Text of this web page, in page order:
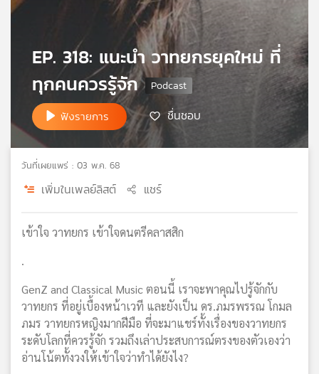
บี
เอส
แผนที่
ข่าย
EP. 318: แนะนำ วาทยกรยุคใหม่ ที่
ทุกคนควรรู้จัก
ฟังรายการ ชื่นชอบ
วันที่เผยแพร่ : 03 พ.ค. 68
เพิ่มในเพลย์ลิสต์ แชร์
เข้าใจ วาทยกร เข้าใจดนตรีคลาสสิก
.
GenZ and Classical Music ตอนนี้ เราจะพาคุณไปรู้จักกับ
วาทยกร ที่อยู่เบื้องหน้าเวที และยังเป็น ดร.ภมรพรรณ โกมล
ภมร วาทยกรหญิงมากฝีมือ ที่จะมาแชร์ทั้งเรื่องของวาทยกร
ระดับโลกที่ควรรู้จัก รวมถึงเล่าประสบการณ์ตรงของตัวเองว่า
อ่านโน้ตทั้งวงให้เข้าใจว่าทำได้ยังไง?